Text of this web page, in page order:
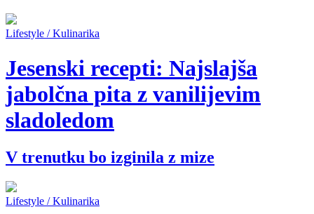
Lifestyle / Kulinarika
Jesenski recepti: Najslajša
jabolčna pita z vanilijevim
sladoledom
V trenutku bo izginila z mize
Lifestyle / Kulinarika